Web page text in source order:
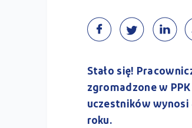
Stało się!
zgromadzone w
uczestników wynosi
roku.